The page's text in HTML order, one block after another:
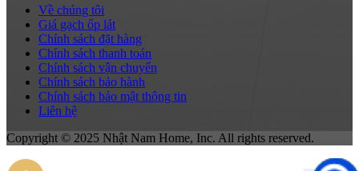
Về chúng tôi
Giá gạch ốp lát
Chính sách đặt hàng
Chính sách thanh toán
Chính sách vận chuyển
Chính sách bảo hành
Chính sách bảo mật thông tin
Liên hệ
Copyright © 2025 Nhật Nam Home, Inc. All rights reserved.